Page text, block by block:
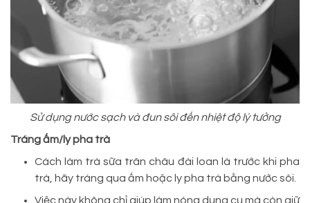
Sử dụng nước sạch và đun sôi đến nhiệt độ lý tưởng
Tráng ấm/ly pha trà
Cách làm trà sữa trân châu đài loan là trước khi pha
trà, hãy tráng qua ấm hoặc ly pha trà bằng nước sôi.
Việc này không chỉ giúp làm nóng dụng cụ mà còn giữ